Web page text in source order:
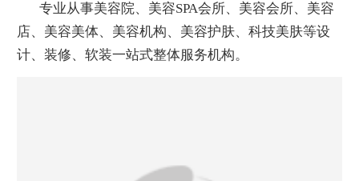
专业从事美容院、美容SPA会所、美容会所、美容
店、美容美体、美容机构、美容护肤、科技美肤等设
计、装修、软装一站式整体服务机构。